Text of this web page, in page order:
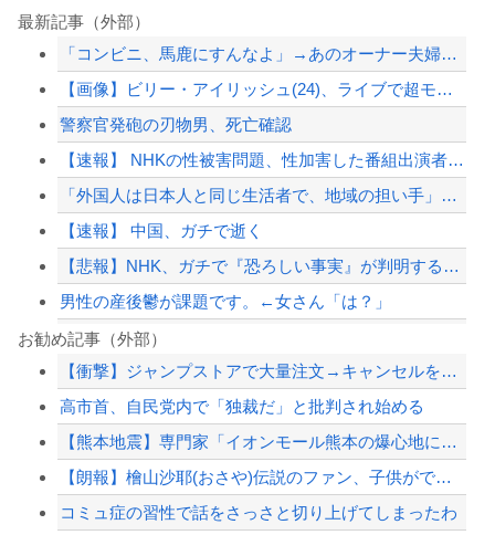
最新記事（外部）
「コンビニ、馬鹿にすんなよ」→あのオーナー夫婦、不起訴ｗｗｗｗｗｗｗｗｗ
【画像】ビリー・アイリッシュ(24)、ライブで超モリマンスジを強調して炎上ｗｗｗ...
警察官発砲の刃物男、死亡確認
【速報】 NHKの性被害問題、性加害した番組出演者が衝撃告白！
「外国人は日本人と同じ生活者で、地域の担い手」…多文化共生実現への提言、全国知事...
【速報】 中国、ガチで逝く
【悲報】NHK、ガチで『恐ろしい事実』が判明する・・・・・
男性の産後鬱が課題です。←女さん「は？」
高市政権「減税します」→財源「これから考えます」
【画像あり】えっ、ワイ氏の「貯金」・・・多すぎ・・・？
高市政権「減税します」→財源「これから考えます」
【配信者】「金バエ」のSNS更新が1週間途絶え、様々な憶測が飛び交う。1週間ぶり...
【緊急速報】NYで警官が黒人男性の首を絞め、暴動第二波不可避へ
お勧め記事（外部）
【衝撃】ジャンプストアで大量注文→キャンセルを繰り返した32歳女を逮捕 238ア...
高市首、自民党内で「独裁だ」と批判され始める
【熊本地震】専門家「イオンモール熊本の爆心地に…喫煙所と自販機」警察・消防「」←...
【朗報】檜山沙耶(おさや)伝説のファン、子供ができたおさやへの正直な気持ちを語る...
コミュ症の習性で話をさっさと切り上げてしまったわ